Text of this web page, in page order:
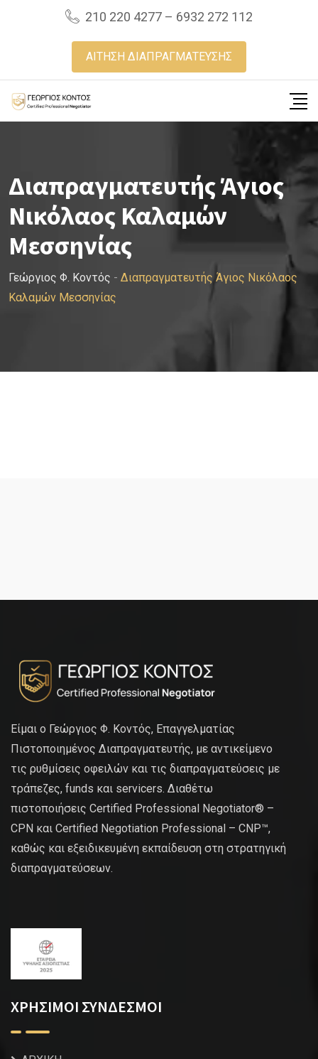
210 220 4277 – 6932 272 112
ΑΙΤΗΣΗ ΔΙΑΠΡΑΓΜΑΤΕΥΣΗΣ
Διαπραγματευτής Άγιος
Νικόλαος Καλαμών
Μεσσηνίας
Γεώργιος Φ. Κοντός - Διαπραγματευτής Άγιος Νικόλαος
Καλαμών Μεσσηνίας
Είμαι ο Γεώργιος Φ. Κοντός, Επαγγελματίας
Πιστοποιημένος Διαπραγματευτής, με αντικείμενο
τις ρυθμίσεις οφειλών και τις διαπραγματεύσεις με
τράπεζες, funds και servicers. Διαθέτω
πιστοποιήσεις Certified Professional Negotiator® –
CPN και Certified Negotiation Professional – CNP™,
καθώς και εξειδικευμένη εκπαίδευση στη στρατηγική
διαπραγματεύσεων.
ΧΡΗΣΙΜΟΙ ΣΥΝΔΕΣΜΟΙ